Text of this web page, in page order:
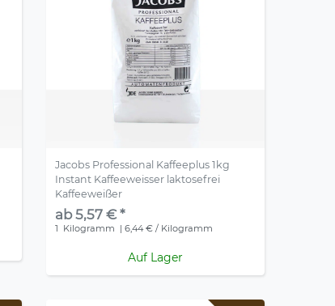
Jacobs Professional Kaffeeplus 1kg
Instant Kaffeeweisser laktosefrei
Kaffeeweißer
ab 5,57 € *
1 Kilogramm | 6,44 € / Kilogramm
Auf Lager